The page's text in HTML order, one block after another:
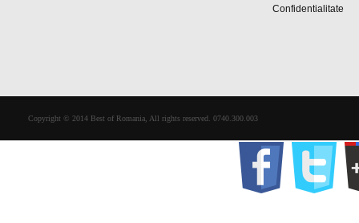
Confidentialitate
Copyright © 2014 Best of Romania, All rights reserved. 0740.300.003